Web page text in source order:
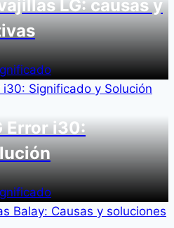
LG: causas y
Error i30: